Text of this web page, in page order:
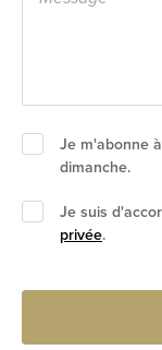
Je m'abonne
dimanche.
Je suis
privée.